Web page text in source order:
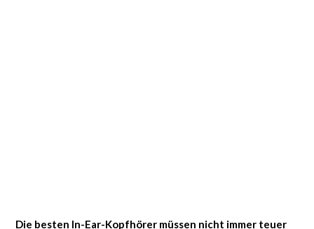
Die besten In-Ear-Kopfhörer müssen nicht immer teuer